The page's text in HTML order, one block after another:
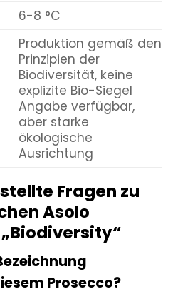
6-8 °C
Produktion gemäß den
Prinzipien der
Biodiversität, keine
explizite Bio-Siegel
Angabe verfügbar,
aber starke
ökologische
Ausrichtung
Fragen zu
Asolo
„Biodiversity“
Prosecco?